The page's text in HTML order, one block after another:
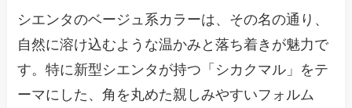
シエンタのベージュ系カラーは、その名の通り、
自然に溶け込むような温かみと落ち着きが魅力で
す。特に新型シエンタが持つ「シカクマル」をテ
ーマにした、角を丸めた親しみやすいフォルム